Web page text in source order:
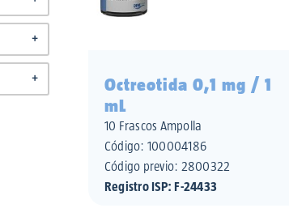
+
+
Octreotida 0,1 mg / 1
mL
10 Frascos Ampolla
Código: 100004186
Código previo: 2800322
Registro ISP: F-24433